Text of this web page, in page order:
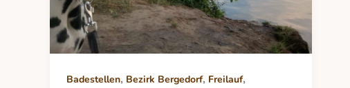
Badestellen, Bezirk Bergedorf, Freilauf,